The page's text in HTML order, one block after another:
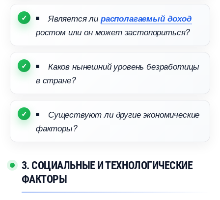
Является ли располагаемый доход
ростом или он может застопориться?
Каков нынешний уровень безработицы
стране?
Существуют ли другие экономические
факторы?
3. СОЦИАЛЬНЫЕ И ТЕХНОЛОГИЧЕСКИЕ
ФАКТОРЫ